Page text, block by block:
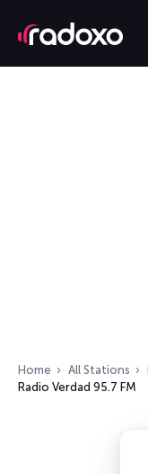
Home All Stations
Radio Verdad 95.7 FM